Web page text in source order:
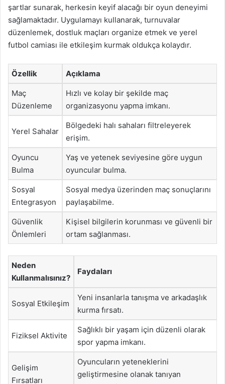
şartlar sunarak, herkesin keyif alacağı bir oyun deneyimi
sağlamaktadır. Uygulamayı kullanarak, turnuvalar
düzenlemek, dostluk maçları organize etmek ve yerel
futbol camiası ile etkileşim kurmak oldukça kolaydır.
Özellik Açıklama
Maç
Düzenleme
Hızlı ve kolay bir şekilde maç
organizasyonu yapma imkanı.
Yerel Sahalar
Bölgedeki halı sahaları filtreleyerek
erişim.
Oyuncu
Bulma
Yaş ve yetenek seviyesine göre uygun
oyuncular bulma.
Sosyal
Entegrasyon
Sosyal medya üzerinden maç sonuçlarını
paylaşabilme.
Güvenlik
Önlemleri
Kişisel bilgilerin korunması ve güvenli bir
ortam sağlanması.
Neden
Kullanmalısınız?
Faydaları
Sosyal Etkileşim
Yeni insanlarla tanışma ve arkadaşlık
kurma fırsatı.
Fiziksel Aktivite
Sağlıklı bir yaşam için düzenli olarak
spor yapma imkanı.
Gelişim
Fırsatları
Oyuncuların yeteneklerini
geliştirmesine olanak tanıyan